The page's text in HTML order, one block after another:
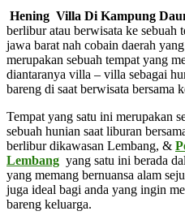
Hening Villa Di Kampung
berlibur atau berwisata ke sebuah
jawa barat nah cobain daerah
merupakan sebuah tempat yang
diantaranya villa – villa sebagai
bareng di saat berwisata bersama
Tempat yang satu ini merupakan
sebuah hunian saat liburan
berlibur dikawasan Lembang, &
Lembang yang satu ini berada
yang memang bernuansa alam
juga ideal bagi anda yang ingin
bareng keluarga.